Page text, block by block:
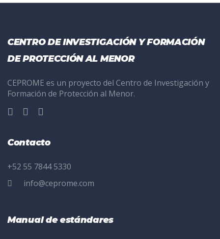
CENTRO DE INVESTIGACIÓN Y FORMACIÓN
DE PROTECCIÓN AL MENOR
CEPROME es un proyecto del Centro de Investigación y
Formación de Protección al Menor.
Contacto
+52 55 7844 5330
info@ceprome.com
Manual de estándares